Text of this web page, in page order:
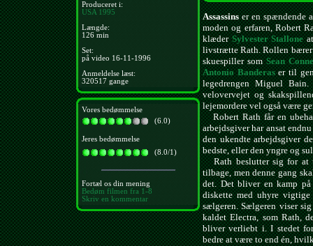
Produceret i:
USA 1995
Længde:
126 min
Set:
på video 16-11-1996
Anmeldelse læst:
320517 gange
Vores bedømmelse
(6.0)
Jeres bedømmelse
(8.0/1)
Fortæl os din mening
Bedøm filmen fra 1-8
Skriv en kommentar
Assassinser en spændende
moden og erfaren, Robert
klæderSylvester Stalloneat
livstrætte Rath. Rollen
skuespiller somSean
Antonio Banderaser til
legedrengen Miguel
velovervejet og
lejemordere vel også være
Robert Rath får en
arbejdsgiver har ansat
den ukendte arbejdsgiver
bedste, eller den yngre og
Rath beslutter sig for at
tilbage, men denne gang
det. Det bliver en kamp
diskette med uhyre
sælgeren. Sælgeren viser
kaldet Electra, som Rath,
bliver verliebt i. I stedet
bedre at være to end én,